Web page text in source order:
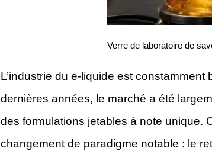
Verre de laboratoire de
L’industrie du e-liquide est
dernières années, le marché a été
des formulations jetables à note unique.
changement de paradigme notable : le